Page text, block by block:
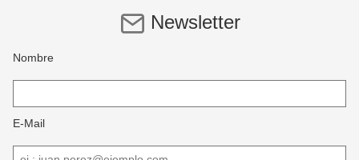
Newsletter
Nombre
E-Mail